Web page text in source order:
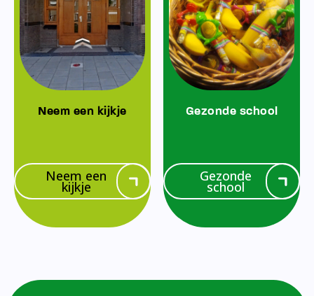
Neem een kijkje
Neem een
kijkje
Gezonde school
Gezonde
school